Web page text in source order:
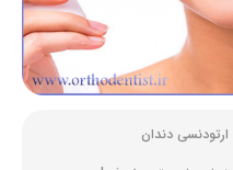
ارتودنسی دندان